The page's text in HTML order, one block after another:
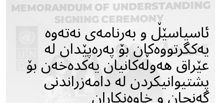
ئاسیاسێڵ و بەرنامەى نەتەوە
یەکگرتووەکان بۆ پەرەپێدان لە
عێراق هەوڵەکانیان یەکدەخەن بۆ
پشتیوانیکردن لە دامەزراندنى